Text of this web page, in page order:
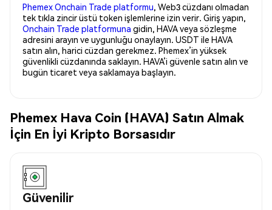
Phemex Onchain Trade platformu, Web3 cüzdanı olmadan
tek tıkla zincir üstü token işlemlerine izin verir. Giriş yapın,
Onchain Trade platformuna gidin, HAVA veya sözleşme
adresini arayın ve uygunluğu onaylayın. USDT ile HAVA
satın alın, harici cüzdan gerekmez. Phemex’in yüksek
güvenlikli cüzdanında saklayın. HAVA’i güvenle satın alın ve
bugün ticaret veya saklamaya başlayın.
Phemex Hava Coin (HAVA) Satın Almak
İçin En İyi Kripto Borsasıdır
Güvenilir